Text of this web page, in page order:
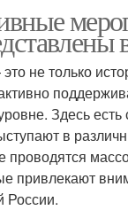
не только
Здесь
в
проводятся
привлекают
России.